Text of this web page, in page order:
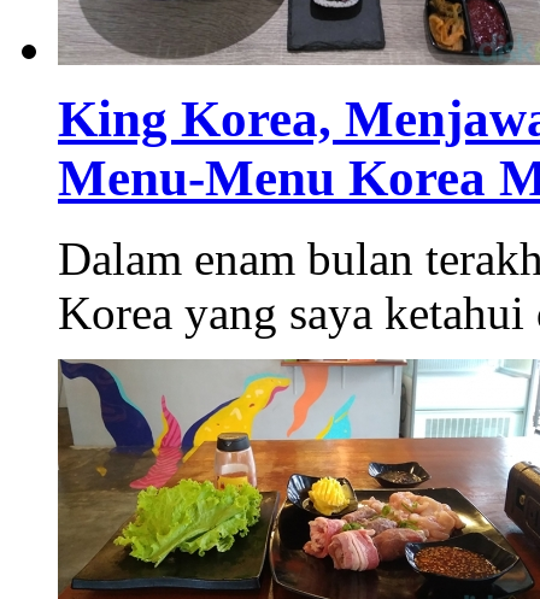
King Korea,
Menu-Menu Korea
Dalam enam bulan
Korea yang saya